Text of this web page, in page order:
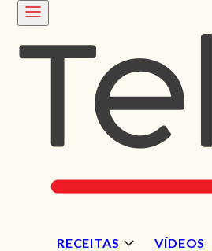
RECEITAS VÍDEOS